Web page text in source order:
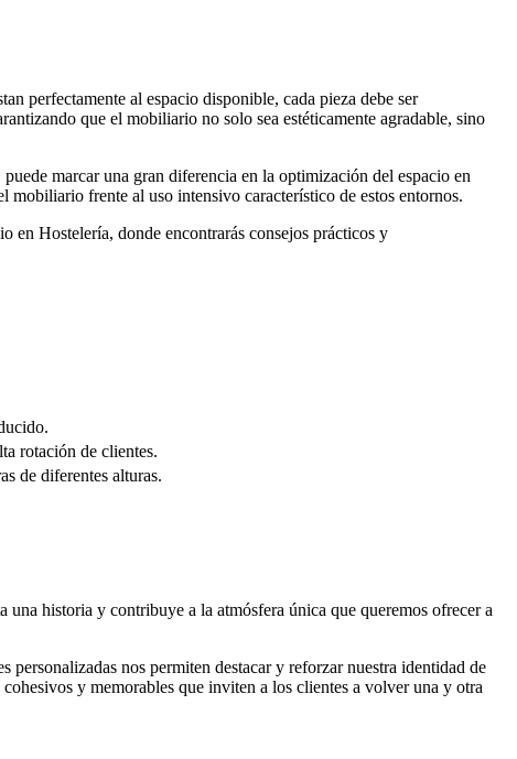
perfectamente al espacio disponible, cada pieza debe ser
que el mobiliario no solo sea estéticamente agradable, sino
marcar una gran diferencia en la optimización del espacio en
mobiliario frente al uso intensivo característico de estos entornos.
en Hostelería, donde encontrarás consejos prácticos y
rotación de clientes.
de diferentes alturas.
historia y contribuye a la atmósfera única que queremos ofrecer a
nos permiten destacar y reforzar nuestra identidad de
y memorables que inviten a los clientes a volver una y otra